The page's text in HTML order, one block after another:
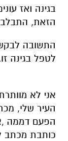
בגינה ואז
הזאת,
התשובה
לטפל בגינה
אני לא
העיר שלי,
הפעם דממה
כותבת מכתב